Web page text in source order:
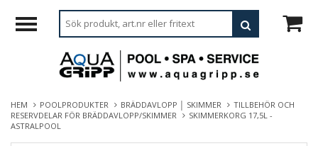
HEM POOLPRODUKTER BRÄDDAVLOPP │ SKIMMER
TILLBEHÖR OCH
RESERVDELAR FÖR BRÄDDAVLOPP/SKIMMER
SKIMMERKORG 17,5L -
ASTRALPOOL